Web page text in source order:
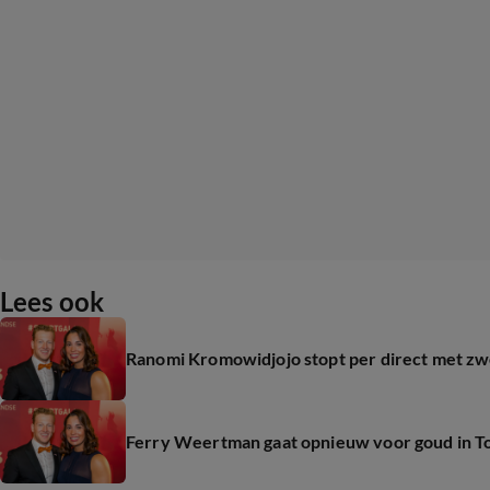
Lees ook
Ranomi Kromowidjojo stopt per direct met
Ferry Weertman gaat opnieuw voor goud in